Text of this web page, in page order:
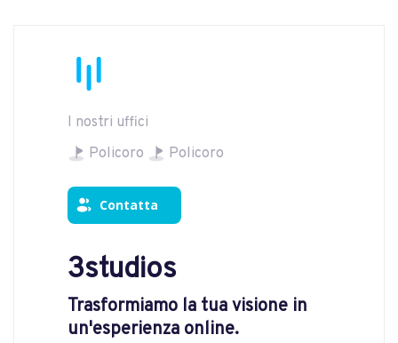
I nostri uffici
Policoro
Policoro
Contatta
3studios
Trasformiamo la tua visione in
un'esperienza online.